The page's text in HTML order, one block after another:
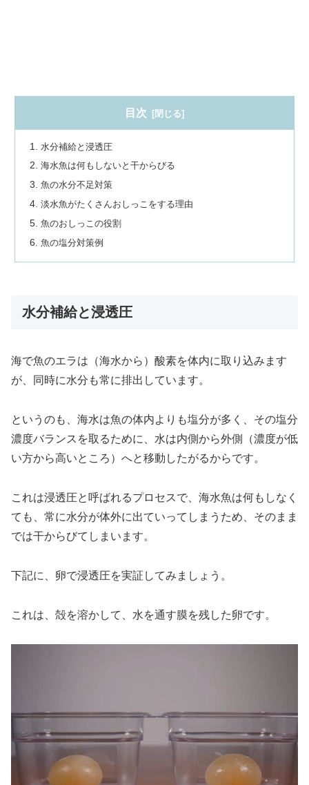
目次
水分補給と浸透圧
海水魚は何もしないと干からびる
魚の水分不足対策
淡水魚がたくさんおしっこをする理由
魚のおしっこの役割
魚の塩分対策例
水分補給と浸透圧
海で魚のエラは（海水から）酸素を体内に取り込みます
が、同時に水分も常に排出しています。
というのも、海水は魚の体内よりも塩分が多く、その塩分
濃度バランスを取るために、水は内側から外側（濃度が低
い方から高いところ）へと移動したがるからです。
これは浸透圧と呼ばれるプロセスで、海水魚は何もしなく
ても、常に水分が体外に出ていってしまうため、そのまま
では干からびてしまいます。
下記に、卵で浸透圧を実証してみましょう。
これは、殻を溶かして、水を通す膜を残した卵です。